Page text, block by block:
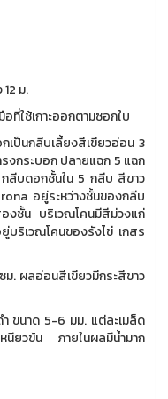
ม.
ที่ใช้เกาะออกตามซอกใบ
ป็นกลีบเลี้ยงสีเขียวอ่อน 3
งกระบอก ปลายแฉก 5 แฉก
กลีบดอกชั้นใน 5 กลีบ สีขาว
อยู่ระหว่างชั้นของกลีบ
งชั้น บริเวณโคนมีสีม่วงแก่
ริเวณโคนของรังไข่ เกสร
. ผลอ่อนสีเขียวมีกระสีขาว
ขนาด 5-6 มม. แต่ละเมล็ด
นียวข้น ภายในผลมีน้ำมาก